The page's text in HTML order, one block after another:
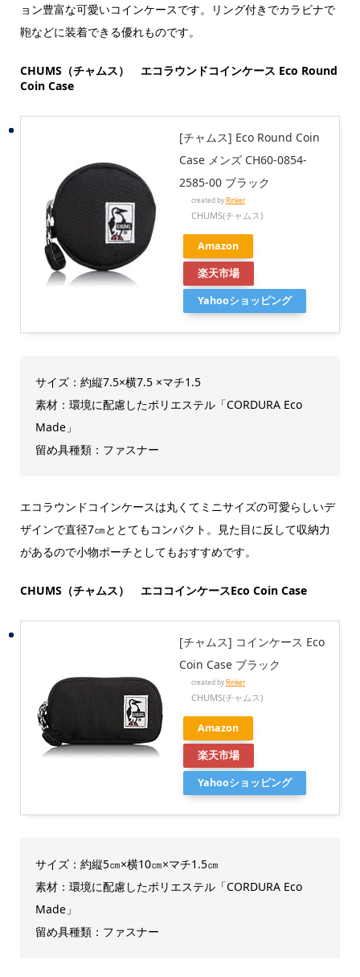
ョン豊富な可愛いコインケースです。リング付きでカラビナで
鞄などに装着できる優れものです。
CHUMS（チャムス） エコラウンドコインケース Eco Round
Coin Case
[チャムス] Eco Round Coin
Case メンズ CH60-0854-
2585-00 ブラック
created byRinker
CHUMS(チャムス)
Amazon
楽天市場
Yahooショッピング
サイズ：約縦7.5×横7.5 ×マチ1.5
素材：環境に配慮したポリエステル「CORDURA Eco
Made」
留め具種類：ファスナー
エコラウンドコインケースは丸くてミニサイズの可愛らしいデ
ザインで直径7㎝ととてもコンパクト。見た目に反して収納力
があるので小物ポーチとしてもおすすめです。
CHUMS（チャムス） エココインケースEco Coin Case
[チャムス] コインケース Eco
Coin Case ブラック
created by Rinker
CHUMS(チャムス)
Amazon
楽天市場
Yahooショッピング
サイズ：約縦5㎝×横10㎝×マチ1.5㎝
素材：環境に配慮したポリエステル「CORDURA Eco
Made」
留め具種類：ファスナー